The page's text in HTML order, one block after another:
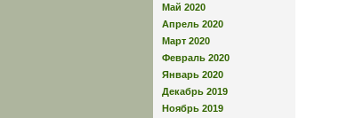
Май 2020
Апрель 2020
Март 2020
Февраль 2020
Январь 2020
Декабрь 2019
Ноябрь 2019